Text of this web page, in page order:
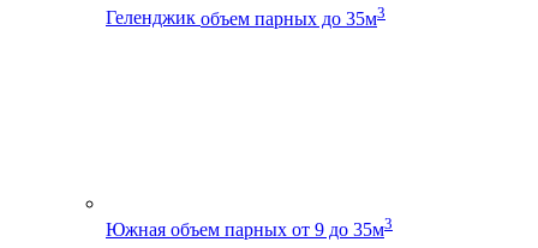
Геленджик объем парных до 35м3
Южная объем парных от 9 до 35м3